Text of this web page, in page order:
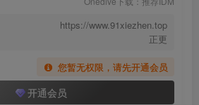
https://www.91xiezhen.top
正更
您暂无权限，请先开通会员
开通会员